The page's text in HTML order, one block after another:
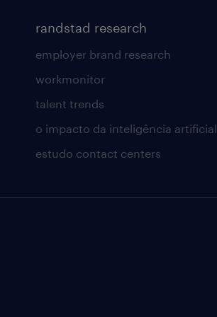
randstad research
employer brand research
workmonitor
talent trends
o impacto da inteligência artificial
estudo contact centers